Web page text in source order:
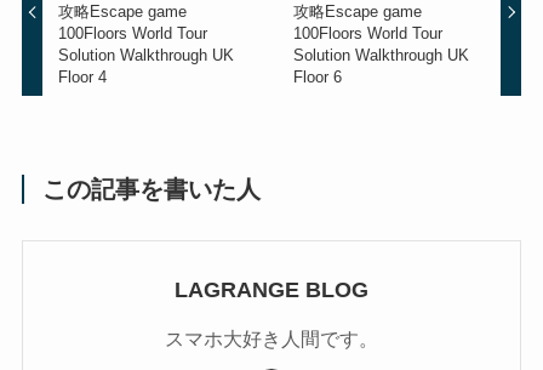
攻略Escape game
100Floors World Tour
Solution Walkthrough UK
Floor 4
攻略Escape game
100Floors World Tour
Solution Walkthrough UK
Floor 6
この記事を書いた人
LAGRANGE BLOG
スマホ大好き人間です。